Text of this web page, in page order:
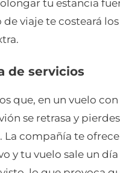
tu estancia
de viaje te costeará
de servicios
que, en un vuelo con
se retrasa y
La compañía te
y tu vuelo sale un